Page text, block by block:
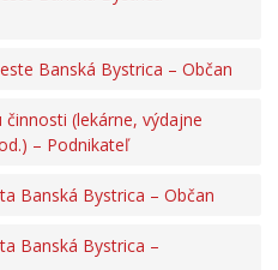
Banská Bystrica – Občan
(lekárne, výdajne
– Podnikateľ
Banská Bystrica – Občan
Banská Bystrica –